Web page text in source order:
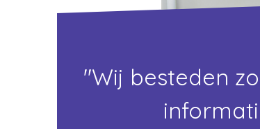
"Wij besteden